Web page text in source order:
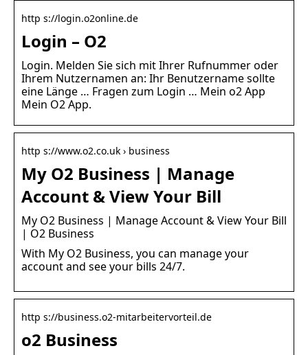
http s://login.o2online.de
Login – O2
Login. Melden Sie sich mit Ihrer Rufnummer oder
Ihrem Nutzernamen an: Ihr Benutzername sollte
eine Länge … Fragen zum Login … Mein o2 App
Mein O2 App.
http s://www.o2.co.uk › business
My O2 Business | Manage
Account & View Your Bill
My O2 Business | Manage Account & View Your Bill
| O2 Business
With My O2 Business, you can manage your
account and see your bills 24/7.
http s://business.o2-mitarbeitervorteil.de
o2 Business